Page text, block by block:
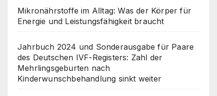
Mikronährstoffe im Alltag: Was der Körper für
Energie und Leistungsfähigkeit braucht
Jahrbuch 2024 und Sonderausgabe für Paare
des Deutschen IVF-Registers: Zahl der
Mehrlingsgeburten nach
Kinderwunschbehandlung sinkt weiter